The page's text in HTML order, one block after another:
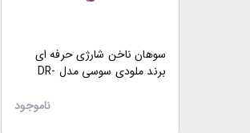
سوهان ناخن شارژی حرفه ای
برند ملودی سوسی مدل DR-
ناموجود